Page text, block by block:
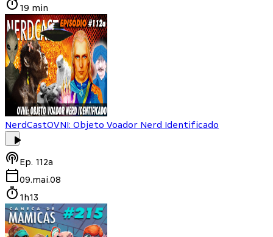
19 min
NerdCastOVNI: Objeto Voador Nerd Identificado
Ep. 112a
09.mai.08
1h13